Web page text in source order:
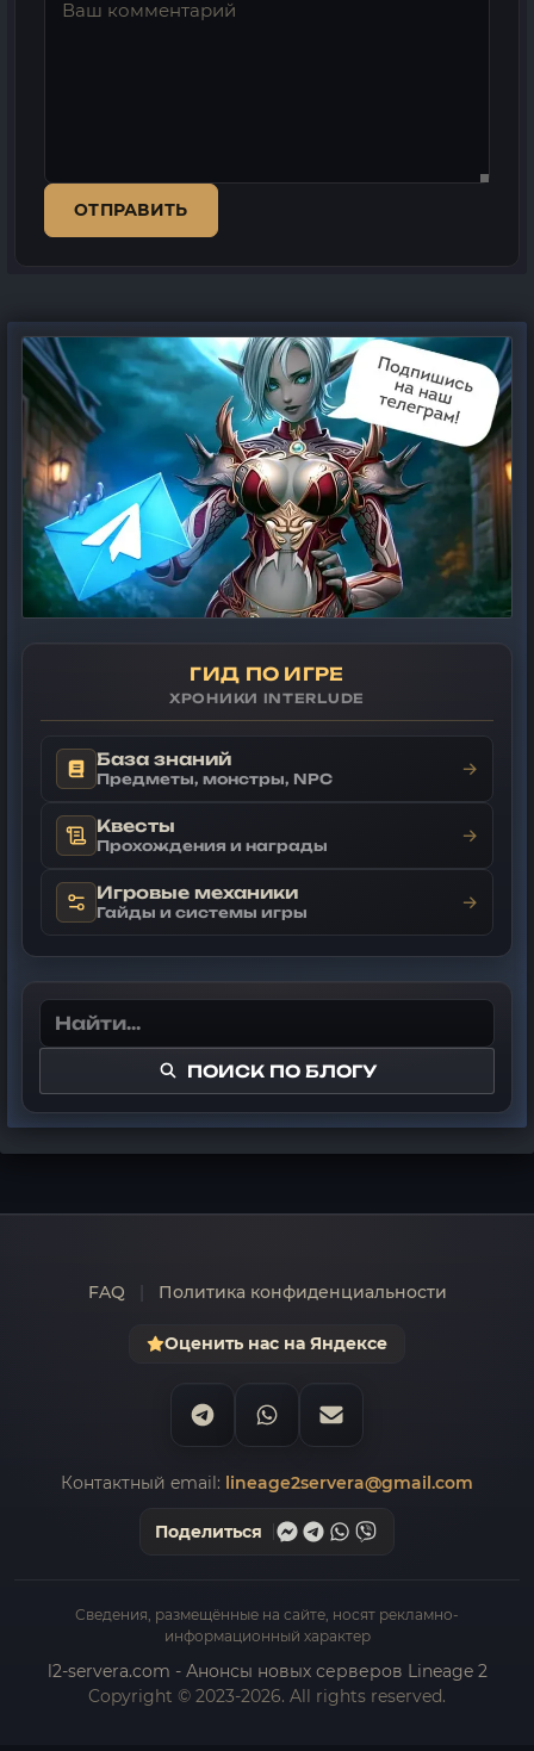
ОТПРАВИТЬ
ГИД ПО ИГРЕ
ХРОНИКИ INTERLUDE
База знаний
Предметы, монстры, NPC →
Квесты
Прохождения и награды →
Игровые механики
Гайды и системы игры →
ПОИСК ПО БЛОГУ
FAQ Политика конфиденциальности
Оценить нас на Яндексе
Контактный email: lineage2servera@gmail.com
Поделиться
Сведения, размещённые на сайте, носят рекламно-
информационный характер
l2-servera.com - Анонсы новых серверов Lineage 2
Copyright © 2023-2026. All rights reserved.